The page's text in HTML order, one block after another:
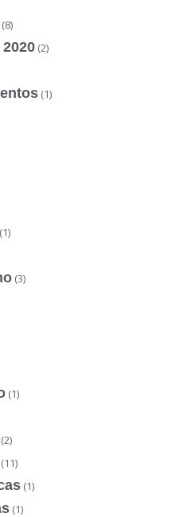
(8)
(2)
(1)
(1)
(3)
(1)
(2)
(11)
(1)
(1)